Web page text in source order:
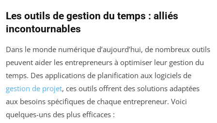
Les outils de gestion du temps : alliés
incontournables
Dans le monde numérique d’aujourd’hui, de nombreux outils
peuvent aider les entrepreneurs à optimiser leur gestion du
temps. Des applications de planification aux logiciels de
gestion de projet, ces outils offrent des solutions adaptées
aux besoins spécifiques de chaque entrepreneur. Voici
quelques-uns des plus efficaces :